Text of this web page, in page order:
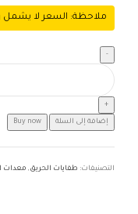
ملاحظة: السعر لا
إضافة إلى السلة Buy now
التصنيفات: طفايات الحريق , معدات